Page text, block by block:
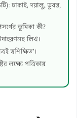
ঢাকাই, দয়ালু, ডুবন্ত,
ভূমিকা কী?
লিখ।
স্বশিক্ষিত’।
লক্ষ্যে পত্রিকায়